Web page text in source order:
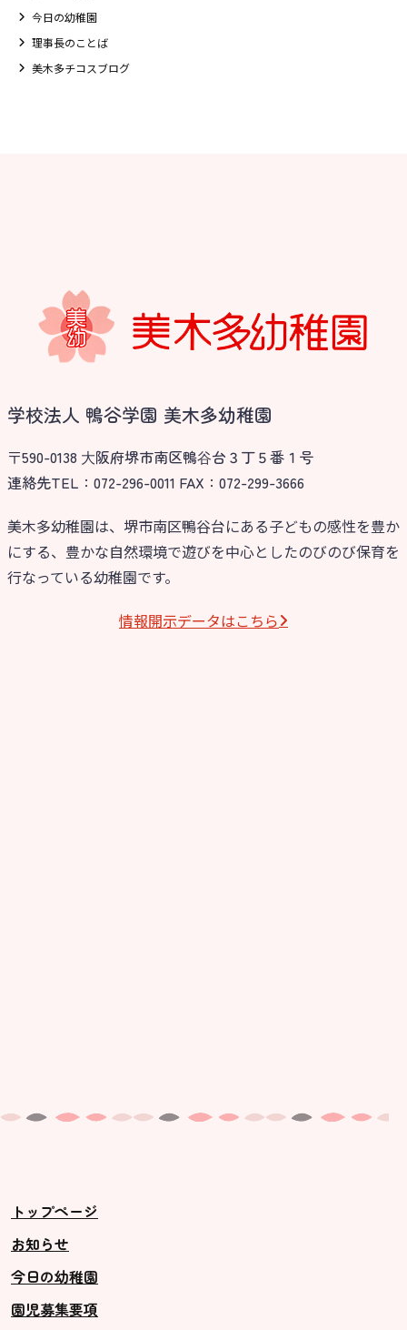
今日の幼稚園
理事長のことば
美木多チコスブログ
学校法人 鴨谷学園 美木多幼稚園
〒590-0138 ⼤阪府堺市南区鴨⾕台３丁５番１号
連絡先TEL：072-296-0011 FAX：072-299-3666
美木多幼稚園は、堺市南区鴨谷台にある子どもの感性を豊か
にする、豊かな自然環境で遊びを中心としたのびのび保育を
行なっている幼稚園です。
情報開⽰データはこちら
トップページ
お知らせ
今日の幼稚園
園児募集要項